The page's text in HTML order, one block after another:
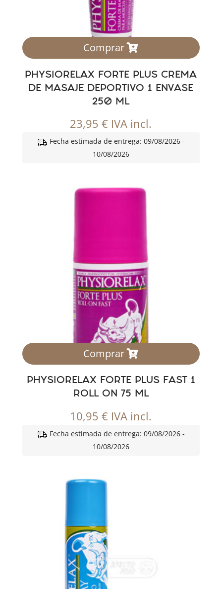
Comprar
PHYSIORELAX FORTE PLUS CREMA
DE MASAJE DEPORTIVO 1 ENVASE
250 ML
23,95€ IVA incl.
Fecha estimada de entrega: 09/08/2026 -
10/08/2026
Comprar
PHYSIORELAX FORTE PLUS FAST 1
ROLL ON 75 ML
10,95€ IVA incl.
Fecha estimada de entrega: 09/08/2026 -
10/08/2026